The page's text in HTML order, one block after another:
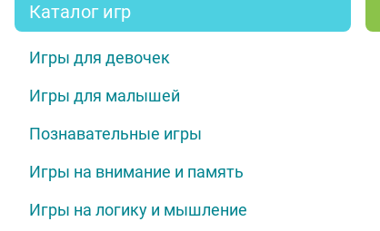
Каталог игр
Игры для девочек
Игры для малышей
Познавательные игры
Игры на внимание и память
Игры на логику и мышление